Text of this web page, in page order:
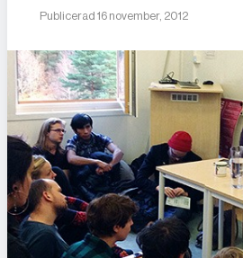
Publicerad 16 november, 2012